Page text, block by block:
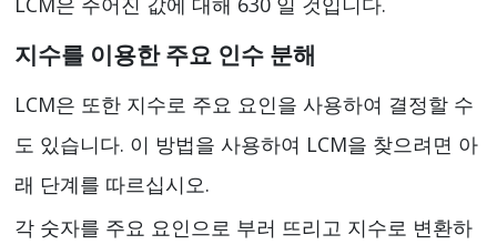
지수를 이용한 주요 인수 분해
LCM은 또한 지수로 주요 요인을 사용하여 결정할 수
도 있습니다. 이 방법을 사용하여 LCM을 찾으려면 아
래 단계를 따르십시오.
각 숫자를 주요 요인으로 부러 뜨리고 지수로 변환하